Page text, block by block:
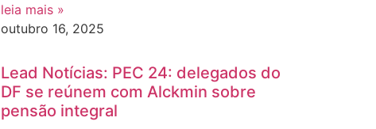
leia mais »
outubro 16, 2025
Lead Notícias: PEC 24: delegados do
DF se reúnem com Alckmin sobre
pensão integral